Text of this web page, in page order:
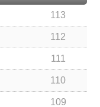
113
112
111
110
109